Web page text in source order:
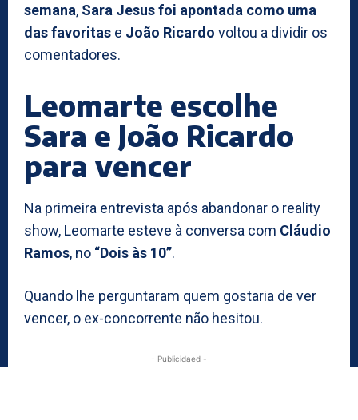
semana, Sara Jesus foi apontada como uma
das favoritas e João Ricardo voltou a dividir os
comentadores.
Leomarte escolhe
Sara e João Ricardo
para vencer
Na primeira entrevista após abandonar o reality
show, Leomarte esteve à conversa com Cláudio
Ramos, no “Dois às 10”.
Quando lhe perguntaram quem gostaria de ver
vencer, o ex-concorrente não hesitou.
- Publicidaed -